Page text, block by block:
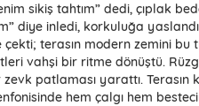
sikiş tahtım” dedi, çıplak
diye inledi, korkuluğa
çekti; terasın modern zemini
vahşi bir ritme dönüştü.
patlaması yarattı. Terasın
hem çalgı hem